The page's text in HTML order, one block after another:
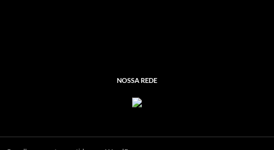
NOSSA REDE